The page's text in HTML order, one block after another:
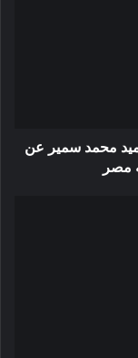
محمد سمير عن
مصر